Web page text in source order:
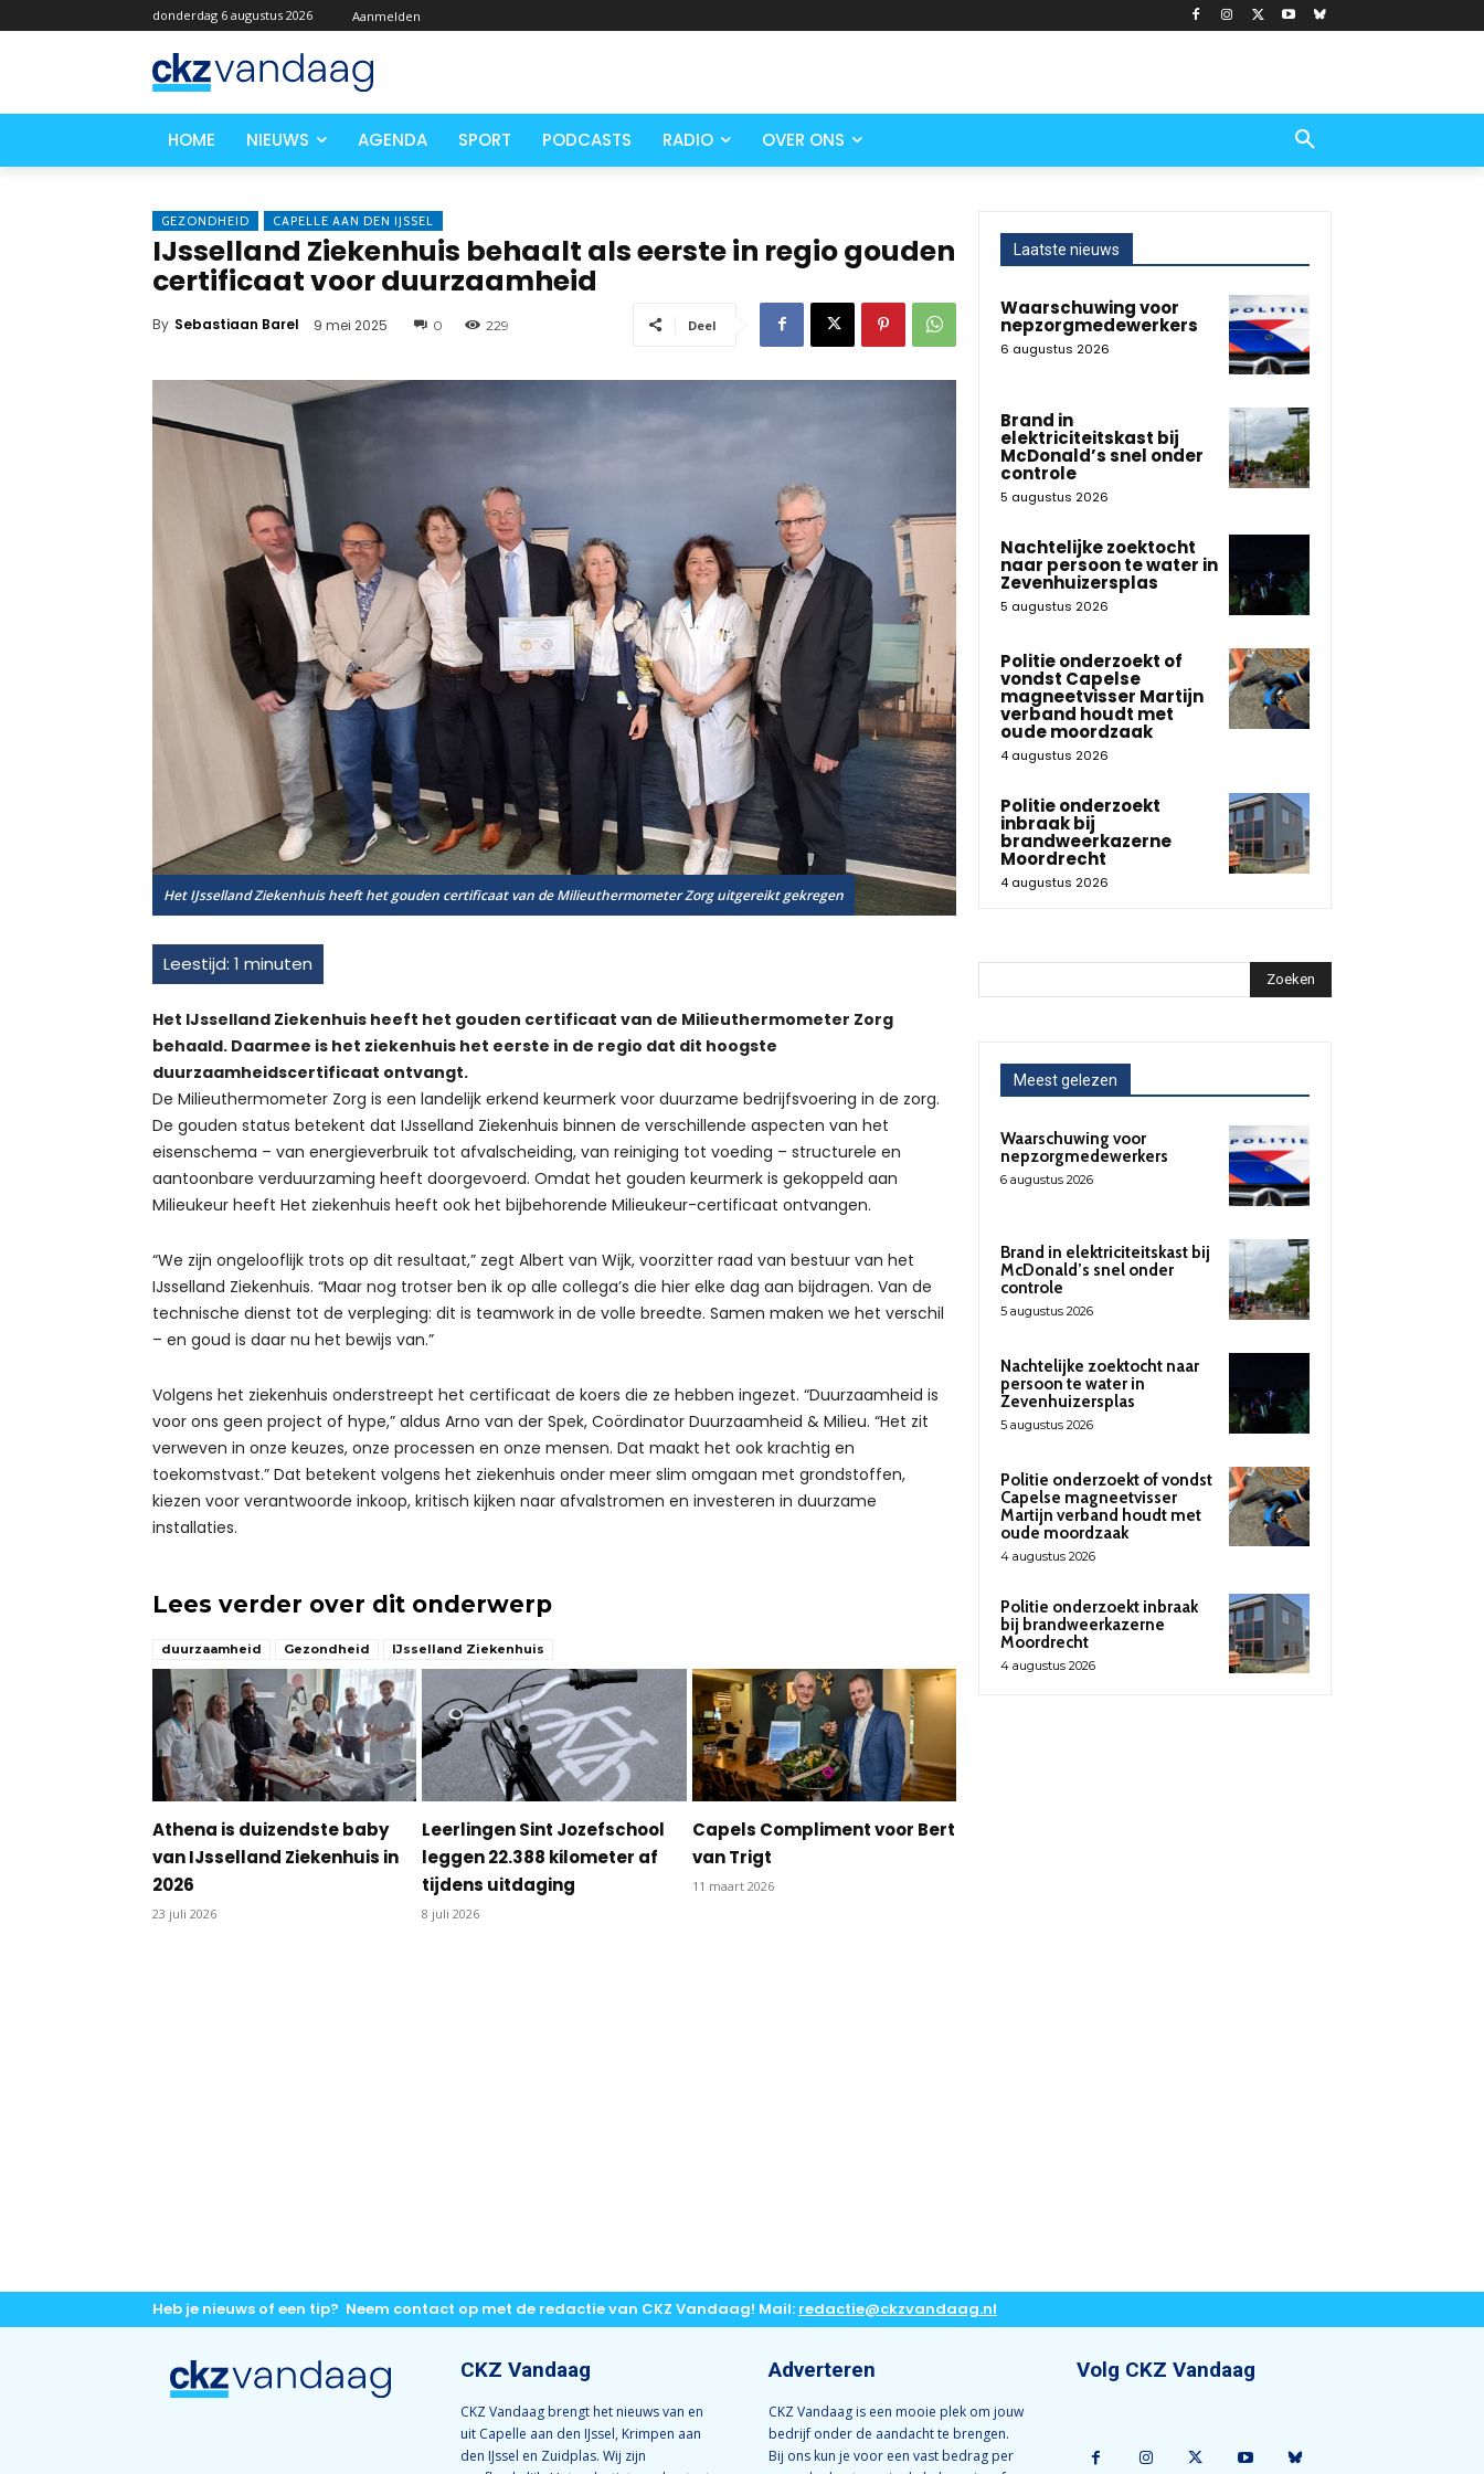
donderdag 6 augustus 2026 Aanmelden
HOME NIEUWS AGENDA SPORT PODCASTS RADIO OVER ONS
GEZONDHEID CAPELLE AAN DEN IJSSEL
IJsselland Ziekenhuis behaalt als eerste in regio gouden
certificaat voor duurzaamheid
By Sebastiaan Barel 9 mei 2025 0 229 Deel
Het IJsselland Ziekenhuis heeft het gouden certificaat van de Milieuthermometer Zorg uitgereikt gekregen
Het IJsselland Ziekenhuis heeft het gouden certificaat van de Milieuthermometer Zorg
behaald. Daarmee is het ziekenhuis het eerste in de regio dat dit hoogste
duurzaamheidscertificaat ontvangt.
De Milieuthermometer Zorg is een landelijk erkend keurmerk voor duurzame bedrijfsvoering in de zorg.
De gouden status betekent dat IJsselland Ziekenhuis binnen de verschillende aspecten van het
eisenschema – van energieverbruik tot afvalscheiding, van reiniging tot voeding – structurele en
aantoonbare verduurzaming heeft doorgevoerd. Omdat het gouden keurmerk is gekoppeld aan
Milieukeur heeft Het ziekenhuis heeft ook het bijbehorende Milieukeur-certificaat ontvangen.
“We zijn ongelooflijk trots op dit resultaat,” zegt Albert van Wijk, voorzitter raad van bestuur van het
IJsselland Ziekenhuis. “Maar nog trotser ben ik op alle collega’s die hier elke dag aan bijdragen. Van de
technische dienst tot de verpleging: dit is teamwork in de volle breedte. Samen maken we het verschil
– en goud is daar nu het bewijs van.”
Volgens het ziekenhuis onderstreept het certificaat de koers die ze hebben ingezet. “Duurzaamheid is
voor ons geen project of hype,” aldus Arno van der Spek, Coördinator Duurzaamheid & Milieu. “Het zit
verweven in onze keuzes, onze processen en onze mensen. Dat maakt het ook krachtig en
toekomstvast.” Dat betekent volgens het ziekenhuis onder meer slim omgaan met grondstoffen,
kiezen voor verantwoorde inkoop, kritisch kijken naar afvalstromen en investeren in duurzame
installaties.
Lees verder over dit onderwerp
duurzaamheid Gezondheid IJsselland Ziekenhuis
Athena is duizendste baby
van IJsselland Ziekenhuis in
2026
23 juli 2026
Leerlingen Sint Jozefschool
leggen 22.388 kilometer af
tijdens uitdaging
8 juli 2026
Capels Compliment voor Bert
van Trigt
11 maart 2026
Laatste nieuws
Waarschuwing voor
nepzorgmedewerkers
6 augustus 2026
Brand in
elektriciteitskast bij
McDonald’s snel onder
controle
5 augustus 2026
Nachtelijke zoektocht
naar persoon te water in
Zevenhuizersplas
5 augustus 2026
Politie onderzoekt of
vondst Capelse
magneetvisser Martijn
verband houdt met
oude moordzaak
4 augustus 2026
Politie onderzoekt
inbraak bij
brandweerkazerne
Moordrecht
4 augustus 2026
Zoeken
Meest gelezen
Waarschuwing voor
nepzorgmedewerkers
6 augustus 2026
Brand in elektriciteitskast bij
McDonald’s snel onder
controle
5 augustus 2026
Nachtelijke zoektocht naar
persoon te water in
Zevenhuizersplas
5 augustus 2026
Politie onderzoekt of vondst
Capelse magneetvisser
Martijn verband houdt met
oude moordzaak
4 augustus 2026
Politie onderzoekt inbraak
bij brandweerkazerne
Moordrecht
4 augustus 2026
Heb je nieuws of een tip? Neem contact op met de redactie van CKZ Vandaag! Mail: redactie@ckzvandaag.nl
CKZ Vandaag
CKZ Vandaag brengt het nieuws van en
uit Capelle aan den IJssel, Krimpen aan
den IJssel en Zuidplas. Wij zijn
Adverteren
CKZ Vandaag is een mooie plek om jouw
bedrijf onder de aandacht te brengen.
Bij ons kun je voor een vast bedrag per
Volg CKZ Vandaag